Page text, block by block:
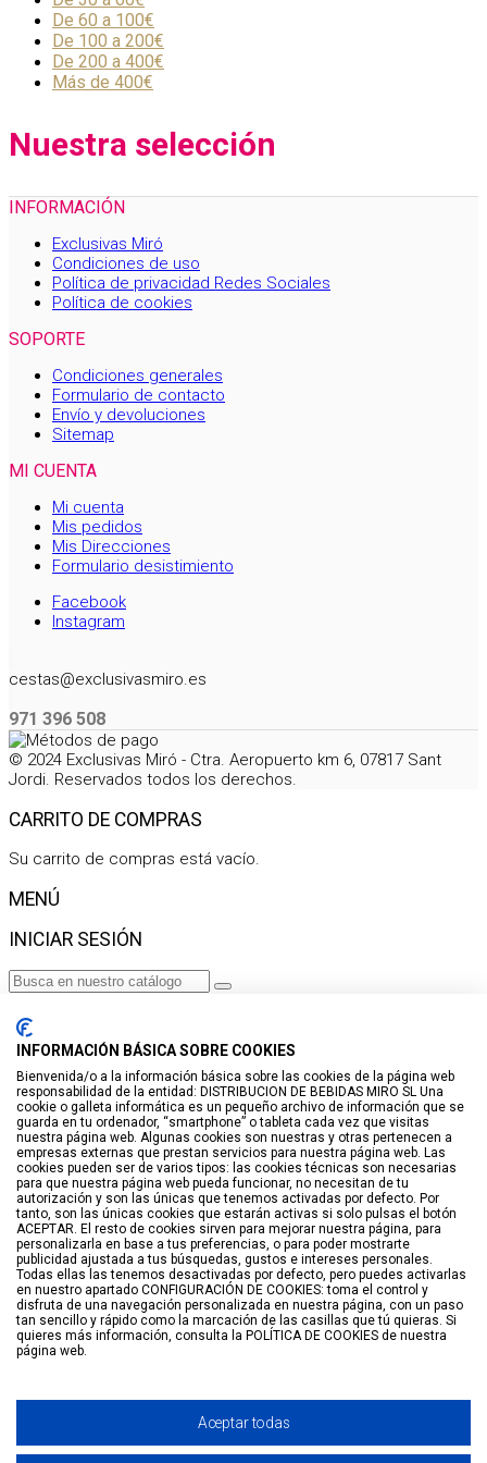
De 60 a 100€
De 100 a 200€
De 200 a 400€
Más de 400€
Nuestra selección
INFORMACIÓN
Exclusivas Miró
Condiciones de uso
Política de privacidad Redes Sociales
Política de cookies
SOPORTE
Condiciones generales
Formulario de contacto
Envío y devoluciones
Sitemap
MI CUENTA
Mi cuenta
Mis pedidos
Mis Direcciones
Formulario desistimiento
Facebook
Instagram
cestas@exclusivasmiro.es
971 396 508
© 2024 Exclusivas Miró - Ctra. Aeropuerto km 6, 07817 Sant
Jordi. Reservados todos los derechos.
CARRITO DE COMPRAS
Su carrito de compras está vacío.
MENÚ
INICIAR SESIÓN
No se encontraron productos.
Iniciar sesión
VISTO RECIENTEMENTE
No hay productos
LISTA DE DESEOS
GUARDAR EN LISTA DE DESEOS
Crear
BUSCAR
Haga clic para más productos.
Filtro
Please sign in first.
INFORMACIÓN BÁSICA SOBRE COOKIES
Bienvenida/o a la información básica sobre las cookies de la página web
responsabilidad de la entidad: DISTRIBUCION DE BEBIDAS MIRO SL Una
cookie o galleta informática es un pequeño archivo de información que se
guarda en tu ordenador, “smartphone” o tableta cada vez que visitas
nuestra página web. Algunas cookies son nuestras y otras pertenecen a
empresas externas que prestan servicios para nuestra página web. Las
cookies pueden ser de varios tipos: las cookies técnicas son necesarias
para que nuestra página web pueda funcionar, no necesitan de tu
autorización y son las únicas que tenemos activadas por defecto. Por
tanto, son las únicas cookies que estarán activas si solo pulsas el botón
ACEPTAR. El resto de cookies sirven para mejorar nuestra página, para
personalizarla en base a tus preferencias, o para poder mostrarte
publicidad ajustada a tus búsquedas, gustos e intereses personales.
Todas ellas las tenemos desactivadas por defecto, pero puedes activarlas
en nuestro apartado CONFIGURACIÓN DE COOKIES: toma el control y
disfruta de una navegación personalizada en nuestra página, con un paso
tan sencillo y rápido como la marcación de las casillas que tú quieras. Si
quieres más información, consulta la POLÍTICA DE COOKIES de nuestra
página web.
Aceptar todas